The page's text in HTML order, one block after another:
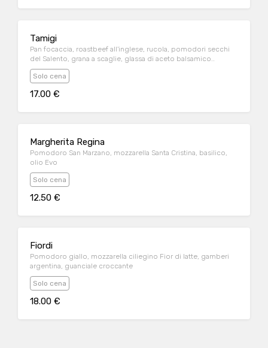
Tamigi
Pan focaccia, roastbeef all'inglese, rucola, pomodori secchi
del Salento, grana a scaglie, glassa di aceto balsamico..
Solo cena
17.00 €
Margherita Regina
Pomodoro San Marzano, mozzarella Santa Cristina, basilico,
olio Evo
Solo cena
12.50 €
Fiordi
Pomodoro giallo, mozzarella ciliegino Fior di latte, gamberi
argentina, guanciale croccante
Solo cena
18.00 €